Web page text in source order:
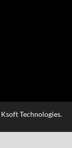
Ksoft Technologies.